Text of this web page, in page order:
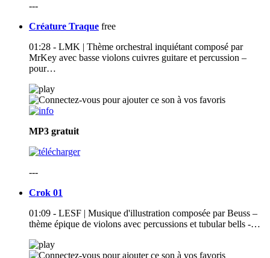
---
Créature Traque free
01:28 - LMK | Thème orchestral inquiétant composé par
MrKey avec basse violons cuivres guitare et percussion –
pour…
MP3 gratuit
---
Crok 01
01:09 - LESF | Musique d'illustration composée par Beuss –
thème épique de violons avec percussions et tubular bells -…